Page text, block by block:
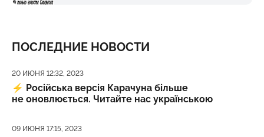
ПОСЛЕДНИЕ НОВОСТИ
Дата публикации
20 ИЮНЯ 12:32, 2023
⚡️ Російська версія Карачуна більше
не оновлюється. Читайте нас українською
Дата публикации
09 ИЮНЯ 17:15, 2023